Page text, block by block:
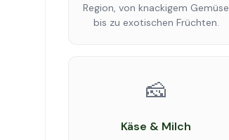
Region, von knackigem Gemüse
bis zu exotischen Früchten.
🧀
Käse & Milch